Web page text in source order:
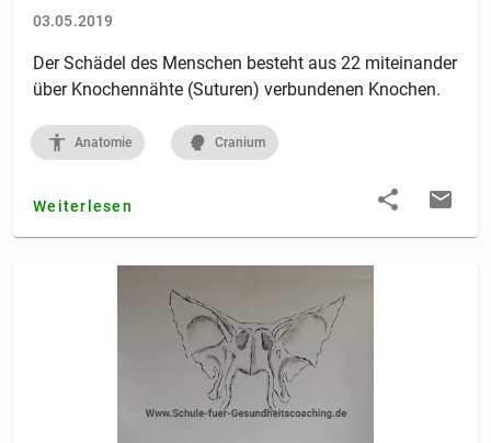
03.05.2019
Der Schädel des Menschen besteht aus 22 miteinander
über Knochennähte (Suturen) verbundenen Knochen.
Anatomie Cranium
Weiterlesen